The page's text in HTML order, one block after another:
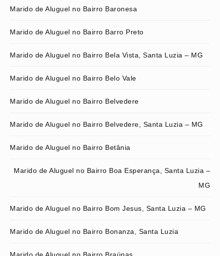
Marido de Aluguel no Bairro Baronesa
Marido de Aluguel no Bairro Barro Preto
Marido de Aluguel no Bairro Bela Vista, Santa Luzia – MG
Marido de Aluguel no Bairro Belo Vale
Marido de Aluguel no Bairro Belvedere
Marido de Aluguel no Bairro Belvedere, Santa Luzia – MG
Marido de Aluguel no Bairro Betânia
Marido de Aluguel no Bairro Boa Esperança, Santa Luzia –
MG
Marido de Aluguel no Bairro Bom Jesus, Santa Luzia – MG
Marido de Aluguel no Bairro Bonanza, Santa Luzia